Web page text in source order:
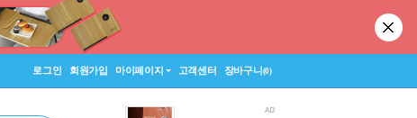
로그인 회원가입 마이페이지 고객센터 장바구니(0)